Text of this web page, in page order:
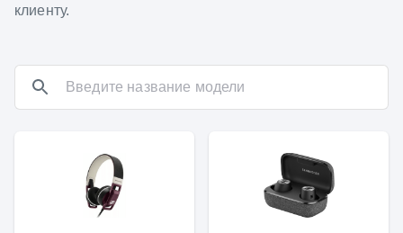
клиенту.